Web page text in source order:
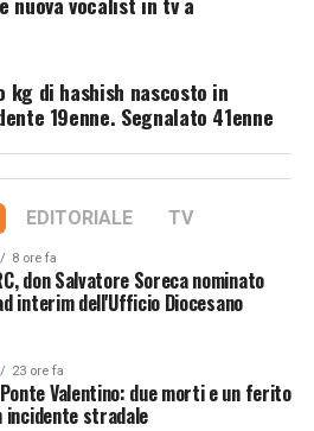
kg di hashish nascosto in
19enne. Segnalato 41enne
EDITORIALE TV
8 ore fa
don Salvatore Soreca nominato
interim dell'Ufficio Diocesano
23 ore fa
Valentino: due morti e un ferito
incidente stradale